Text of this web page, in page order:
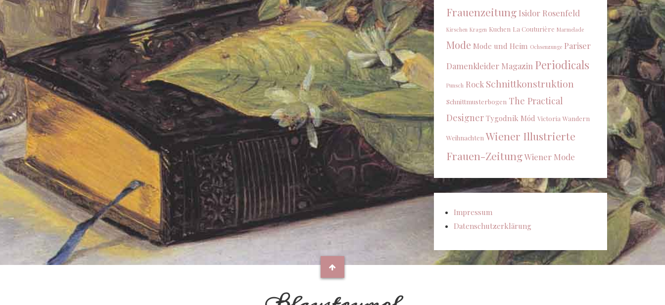
Frauenzeitung Isidor Rosenfeld
Kirschen Kragen Kuchen La Couturière Marmelade
Mode Mode und Heim Ochsenzunge Pariser
Damenkleider Magazin Periodicals
Punsch Rock Schnittkonstruktion
Schnittmusterbogen The Practical
Designer Tygodnik Mód Victoria Wandern
Weihnachten Wiener Illustrierte
Frauen-ZeitungWiener Mode
Impressum
Datenschutzerklärung